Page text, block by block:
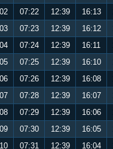
07:22 12:39 16:13
07:23 12:39 16:12
07:24 12:39 16:11
07:25 12:39 16:10
07:26 12:39 16:08
07:28 12:39 16:07
07:29 12:39 16:06
07:30 12:39 16:05
07:31 12:39 16:04